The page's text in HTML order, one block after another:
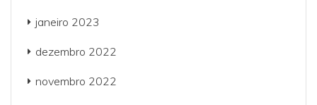
janeiro 2023
dezembro 2022
novembro 2022